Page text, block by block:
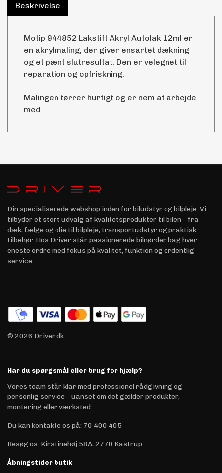
Beskrivelse
Motip 944852 Lakstift Akryl Autolak 12ml er
en akrylmaling, der giver ensartet dækning
og et pænt slutresultat. Den er velegnet til
reparation og opfriskning.
Malingen tørrer hurtigt og er nem at arbejde
med.
Din specialiserede webshop inden for biludstyr og bilpleje. Vi
tilbyder et stort udvalg af kvalitetsprodukter til bilen – fra
dæk, fælge og olie til bilpleje, transportudstyr og praktisk
tilbehør. Hos Driver står passionerede bilnørder bag hver
eneste ordre med fokus på kvalitet, funktion og ordentlig
service.
© 2026 Driver.dk
Har du spørgsmål eller brug for hjælp?
Vores team står klar med professionel rådgivning og
personlig service – uanset om det gælder produkter,
montering eller værksted.
Du kan kontakte os på: 70 400 405
Besøg os: Kirstinehøj 58A, 2770 Kastrup
Åbningstider butik